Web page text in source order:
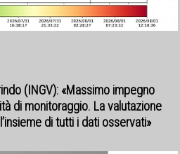
(INGV): «Massimo impegno
di monitoraggio. La valutazione
di tutti i dati osservati»